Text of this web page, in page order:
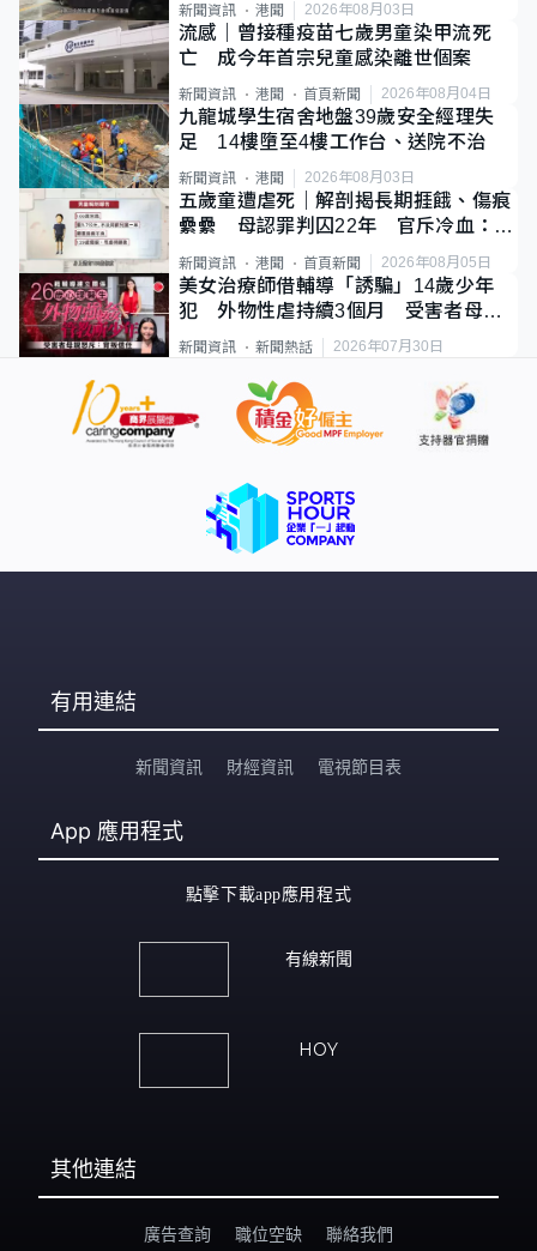
新聞資訊 港聞 2026年08月03日
流感｜曾接種疫苗七歲男童染甲流死
亡 成今年首宗兒童感染離世個案
新聞資訊 港聞 首頁新聞 2026年08月04日
九龍城學生宿舍地盤39歲安全經理失
足 14樓墮至4樓工作台、送院不治
新聞資訊 港聞 2026年08月03日
五歲童遭虐死｜解剖揭長期捱餓、傷痕
纍纍 母認罪判囚22年 官斥冷血：同
類案最惡劣
新聞資訊 港聞 首頁新聞 2026年08月05日
美女治療師借輔導「誘騙」14歲少年
犯 外物性虐持續3個月 受害者母：
要保護其他人
新聞資訊 新聞熱話 2026年07月30日
有用連結
新聞資訊 財經資訊 電視節目表
App 應用程式
點擊下載app應用程式
有線新聞
HOY
其他連結
廣告查詢 職位空缺 聯絡我們